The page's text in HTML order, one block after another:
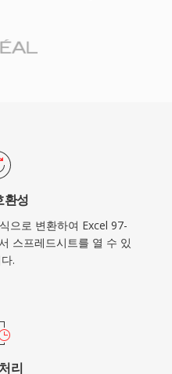
환성
으로 변환하여 Excel 97-
스프레드시트를 열 수 있
.
리